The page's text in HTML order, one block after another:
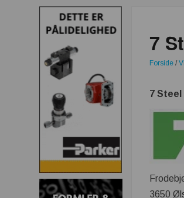
7
Forside /
7 Steel
3650